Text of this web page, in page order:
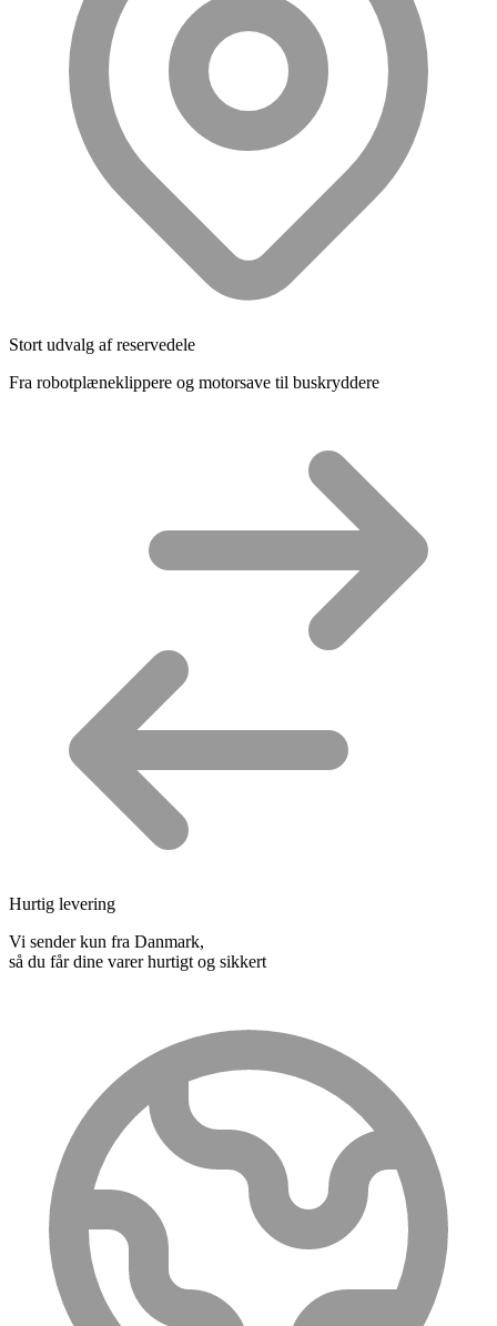
Stort udvalg af reservedele
Fra robotplæneklippere og motorsave til buskryddere
Hurtig levering
Vi sender kun fra Danmark,
så du får dine varer hurtigt og sikkert